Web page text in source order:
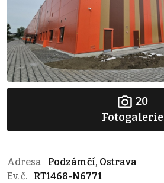
20
Fotogalerie
Adresa
Podzámčí, Ostrava
Ev. č.
RT1468-N6771